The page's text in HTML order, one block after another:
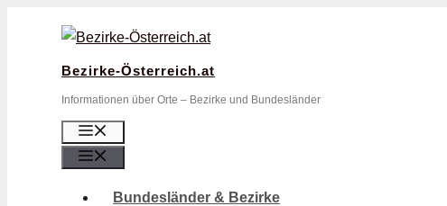
Bezirke-Österreich.at
Informationen über Orte – Bezirke und Bundesländer
Bundesländer & Bezirke